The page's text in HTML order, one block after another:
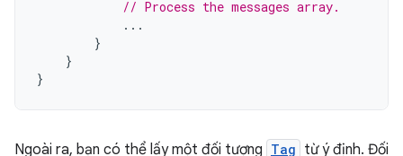
// Process the messages array.
...
}
}
}
Ngoài ra, bạn có thể lấy một đối tượng Tag từ ý định. Đối